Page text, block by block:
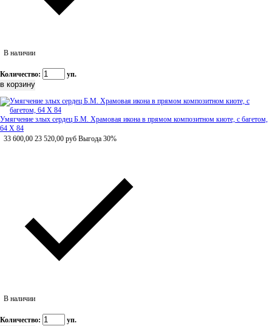
В наличии
Количество: уп.
Умягчение злых сердец Б.М. Храмовая икона в прямом композитном киоте, с багетом,
64 Х 84
33 600,00 23 520,00 руб Выгода 30%
В наличии
Количество: уп.